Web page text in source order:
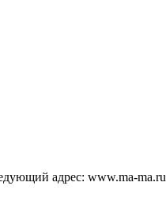
адрес: www.ma-ma.ru